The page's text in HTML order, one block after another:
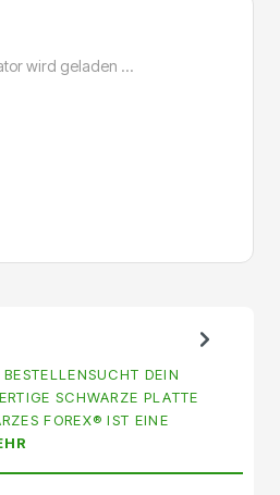
DEIN
SCHWARZE PLATTE
FOREX® IST EINE G